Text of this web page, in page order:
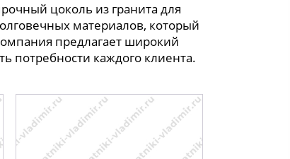
цоколь из гранита для
материалов, который
предлагает широкий
потребности каждого клиента.